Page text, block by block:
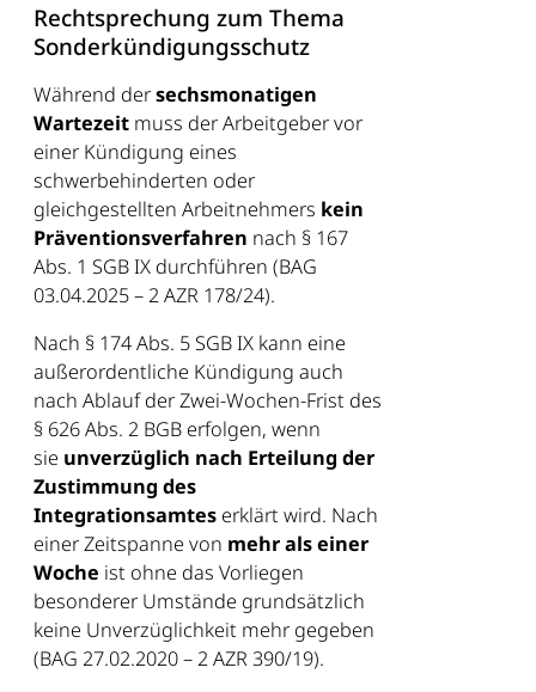
Rechtsprechung zum Thema
Sonderkündigungsschutz
Während dersechsmonatigen
Wartezeit muss der Arbeitgeber vor
einer Kündigung eines
schwerbehinderten oder
gleichgestellten Arbeitnehmers kein
Präventionsverfahren nach § 167
Abs. 1 SGB IX durchführen (BAG
03.04.2025 – 2 AZR 178/24).
Nach § 174 Abs. 5 SGB IX kann eine
außerordentliche Kündigung auch
nach Ablauf der Zwei-Wochen-Frist des
§ 626 Abs. 2 BGB erfolgen, wenn
sie unverzüglich nach Erteilung der
Zustimmung des
Integrationsamtes erklärt wird. Nach
einer Zeitspanne von mehr alseiner
Woche ist ohne das Vorliegen
besonderer Umstände grundsätzlich
keine Unverzüglichkeit mehr gegeben
(BAG 27.02.2020 – 2 AZR 390/19).